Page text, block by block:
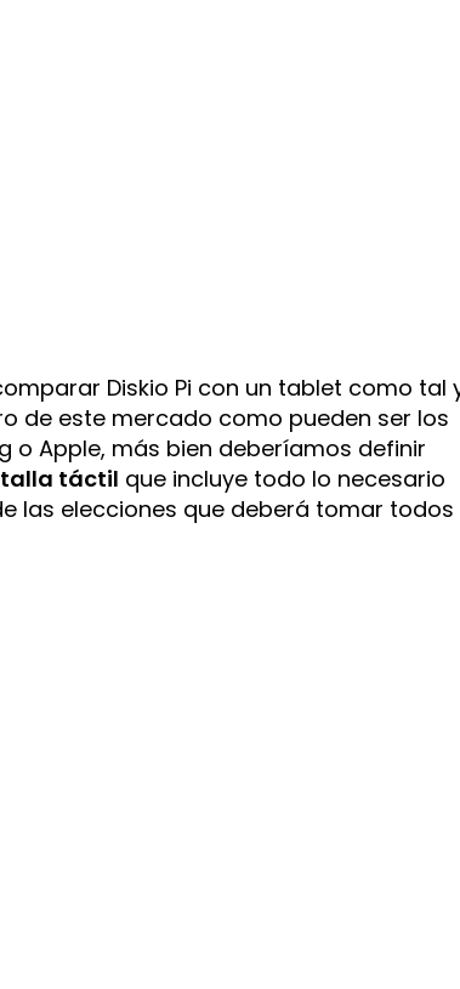
Diskio Pi con un tablet como tal
de este mercado como pueden ser los
Apple, más bien deberíamos definir
táctil que incluye todo lo necesario
las elecciones que deberá tomar todos